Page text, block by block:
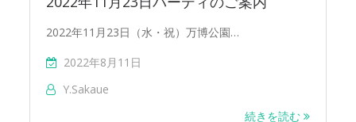
2022年11月23日（水・祝）万博公園…
2022年8月11日
Y.sakaue
続きを読む